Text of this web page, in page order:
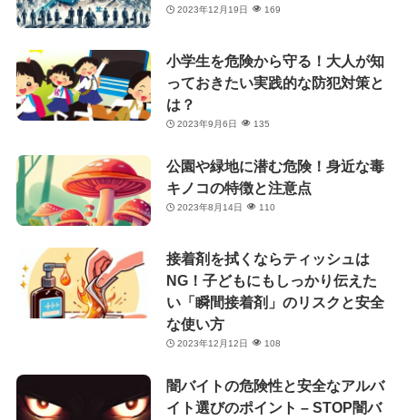
2023年12月19日 169
小学生を危険から守る！大人が知
っておきたい実践的な防犯対策と
は？
2023年9月6日 135
公園や緑地に潜む危険！身近な毒
キノコの特徴と注意点
2023年8月14日 110
接着剤を拭くならティッシュは
NG！子どもにもしっかり伝えた
い「瞬間接着剤」のリスクと安全
な使い方
2023年12月12日 108
闇バイトの危険性と安全なアルバ
イト選びのポイント – STOP闇バ